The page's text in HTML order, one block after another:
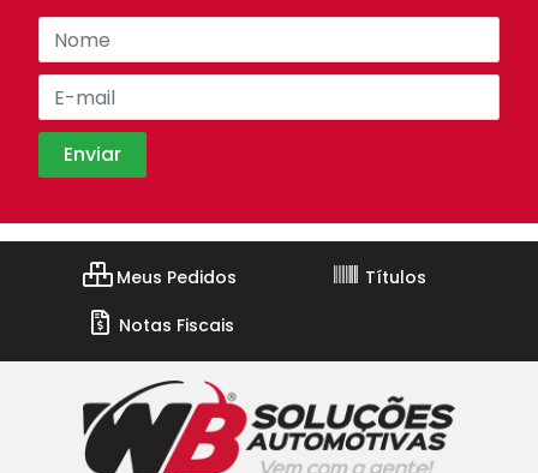
Meus Pedidos
Títulos
Notas Fiscais